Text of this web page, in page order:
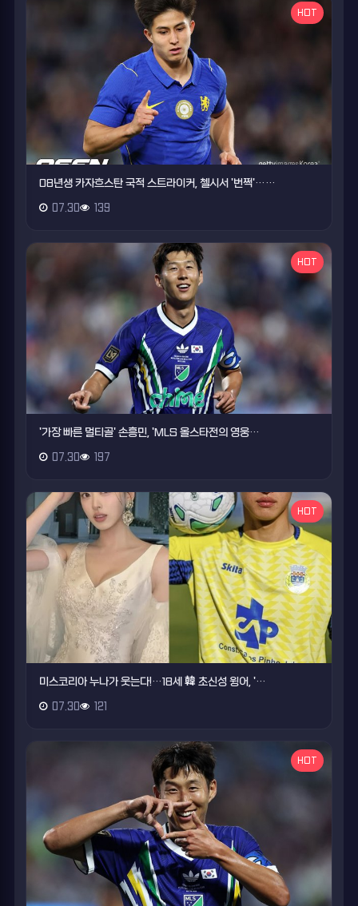
HOT
08년생 카자흐스탄 국적 스트라이커, 첼시서 '번쩍'……
07.30 139
HOT
'가장 빠른 멀티골' 손흥민, 'MLS 올스타전의 영웅…
07.30 197
HOT
미스코리아 누나가 웃는다!…18세 韓 초신성 윙어, '…
07.30 121
HOT